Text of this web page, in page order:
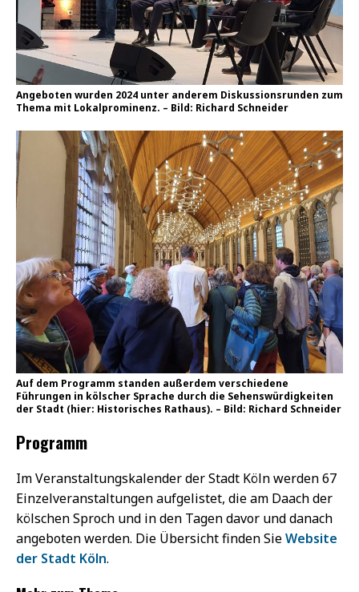
Angeboten wurden 2024 unter anderem Diskussionsrunden zum
Thema mit Lokalprominenz. – Bild: Richard Schneider
Auf dem Programm standen außerdem verschiedene
Führungen in kölscher Sprache durch die Sehenswürdigkeiten
der Stadt (hier: Historisches Rathaus). – Bild: Richard Schneider
Programm
Im Veranstaltungskalender der Stadt Köln werden 67
Einzelveranstaltungen aufgelistet, die am Daach der
kölschen Sproch und in den Tagen davor und danach
angeboten werden. Die Übersicht finden SieWebsite
der Stadt Köln.